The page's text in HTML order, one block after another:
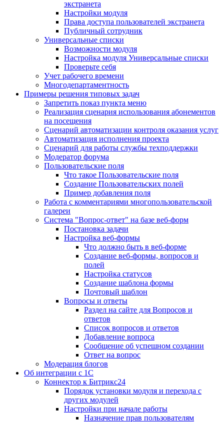
экстранета
Настройки модуля
Права доступа пользователей экстранета
Публичный сотрудник
Универсальные списки
Возможности модуля
Настройка модуля Универсальные списки
Проверьте себя
Учет рабочего времени
Многодепартаментность
Примеры решения типовых задач
Запретить показ пункта меню
Реализация сценария использования абонементов
на посещения
Сценарий автоматизации контроля оказания услуг
Автоматизация исполнения проекта
Сценарий для работы службы техподдержки
Модератор форума
Пользовательские поля
Что такое Пользовательские поля
Создание Пользовательских полей
Пример добавления поля
Работа с комментариями многопользовательской
галереи
Система "Вопрос-ответ" на базе веб-форм
Постановка задачи
Настройка веб-формы
Что должно быть в веб-форме
Создание веб-формы, вопросов и
полей
Настройка статусов
Создание шаблона формы
Почтовый шаблон
Вопросы и ответы
Раздел на сайте для Вопросов и
ответов
Список вопросов и ответов
Добавление вопроса
Сообщение об успешном создании
Ответ на вопрос
Модерация блогов
Об интеграции с 1С
Коннектор к Битрикс24
Порядок установки модуля и перехода с
других модулей
Настройки при начале работы
Назначение прав пользователям